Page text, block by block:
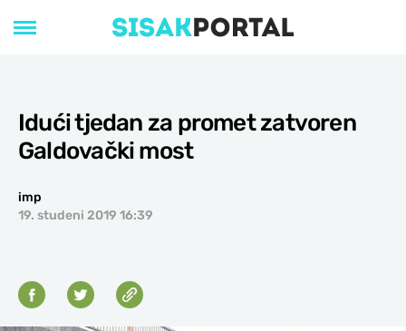
Idući tjedan za promet zatvoren
Galdovački most
imp
19. studeni 2019 16:39